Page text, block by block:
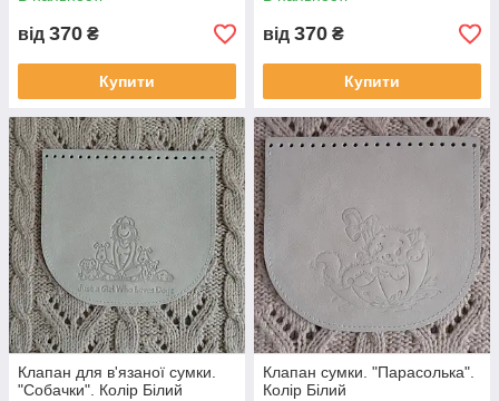
від 370 ₴
Купити
від 370 ₴
Купити
Клапан для в'язаної сумки.
"Собачки". Колір Білий
Клапан сумки. "Парасолька".
Колір Білий